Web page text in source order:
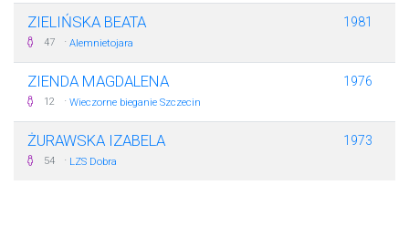
ZIELIŃSKA BEATA
47 · Alemnietojara
1981
ZIENDA MAGDALENA
12 · Wieczorne bieganie Szczecin
1976
ŻURAWSKA IZABELA
54 · LZS Dobra
1973